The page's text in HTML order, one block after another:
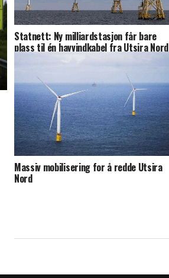
Statnett: Ny milliardstasjon får bare
plass til én havvindkabel fra Utsira Nord
Massiv mobilisering for å redde Utsira
Nord